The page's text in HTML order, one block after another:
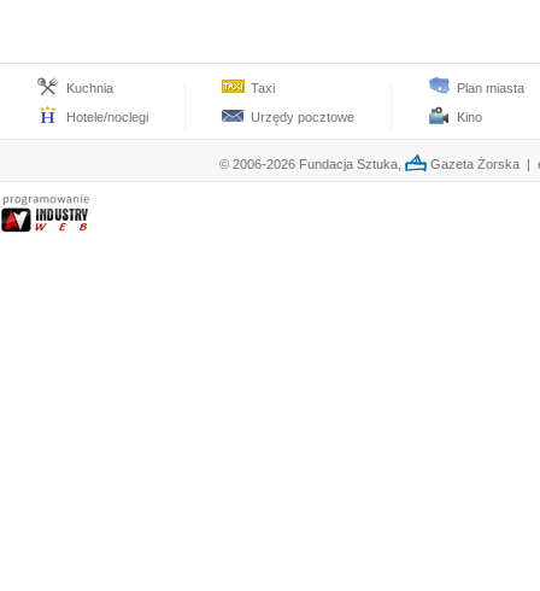
Kuchnia
Hotele/noclegi
Taxi
Urzędy pocztowe
Plan miasta
Kino
© 2006-2026 Fundacja Sztuka, Gazeta Żorska |